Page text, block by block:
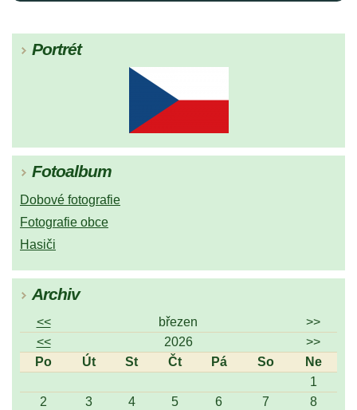
Portrét
Fotoalbum
Dobové fotografie
Fotografie obce
Hasiči
Archiv
<< březen
>>
<<
2026
>>
Po
Út St Čt Pá So
Ne
1
2
3 4 5 6 7 8